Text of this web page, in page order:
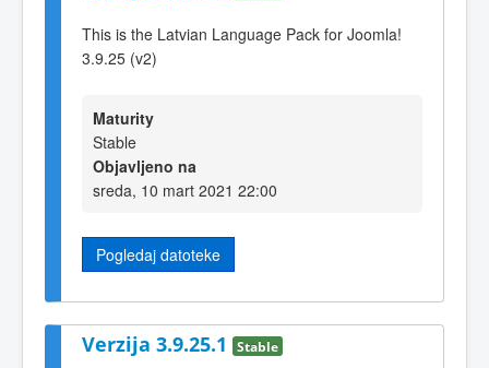
This is the Latvian Language Pack for Joomla!
3.9.25 (v2)
Maturity
Stable
Objavljeno na
sreda, 10 mart 2021 22:00
Pogledaj datoteke
Verzija 3.9.25.1 Stable